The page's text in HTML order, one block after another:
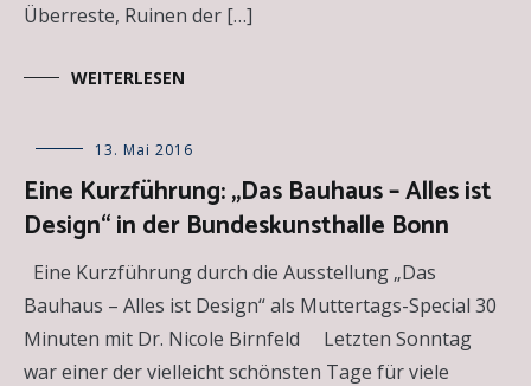
Überreste, Ruinen der […]
WEITERLESEN
Allgemein ,
Kunstinstitutionen
13. Mai 2016
Eine Kurzführung: „Das Bauhaus – Alles ist
Design“ in der Bundeskunsthalle Bonn
Eine Kurzführung durch die Ausstellung „Das
Bauhaus – Alles ist Design“ als Muttertags-Special 30
Minuten mit Dr. Nicole Birnfeld Letzten Sonntag
war einer der vielleicht schönsten Tage für viele